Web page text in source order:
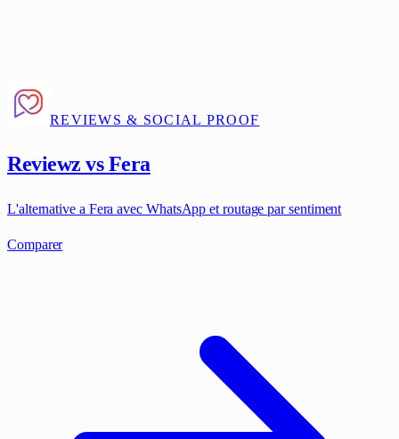
REVIEWS & SOCIAL PROOF
Reviewz vs Fera
L'alternative a Fera avec WhatsApp et routage par sentiment
Comparer